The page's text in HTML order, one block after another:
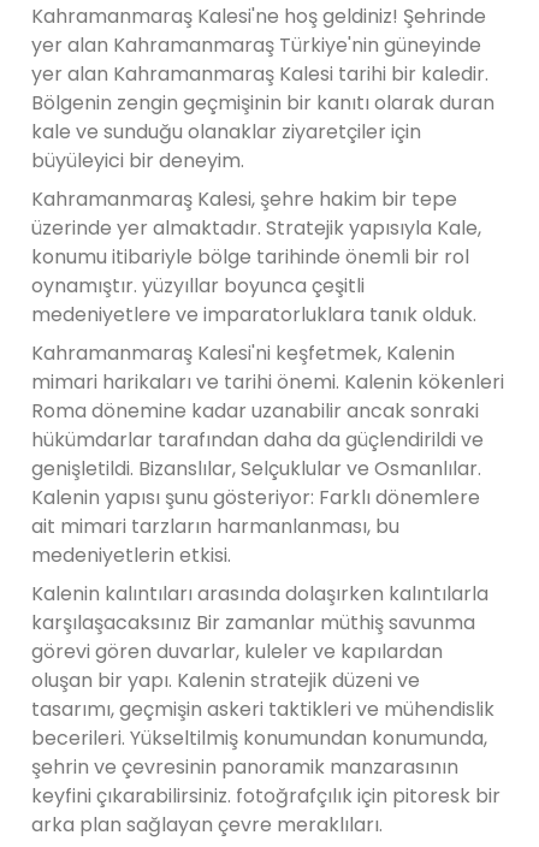
Kahramanmaraş Kalesi'ne hoş geldiniz! Şehrinde
yer alan Kahramanmaraş Türkiye'nin güneyinde
yer alan Kahramanmaraş Kalesi tarihi bir kaledir.
Bölgenin zengin geçmişinin bir kanıtı olarak duran
kale ve sunduğu olanaklar ziyaretçiler için
büyüleyici bir deneyim.
Kahramanmaraş Kalesi, şehre hakim bir tepe
üzerinde yer almaktadır. Stratejik yapısıyla Kale,
konumu itibariyle bölge tarihinde önemli bir rol
oynamıştır. yüzyıllar boyunca çeşitli
medeniyetlere ve imparatorluklara tanık olduk.
Kahramanmaraş Kalesi'ni keşfetmek, Kalenin
mimari harikaları ve tarihi önemi. Kalenin kökenleri
Roma dönemine kadar uzanabilir ancak sonraki
hükümdarlar tarafından daha da güçlendirildi ve
genişletildi. Bizanslılar, Selçuklular ve Osmanlılar.
Kalenin yapısı şunu gösteriyor: Farklı dönemlere
ait mimari tarzların harmanlanması, bu
medeniyetlerin etkisi.
Kalenin kalıntıları arasında dolaşırken kalıntılarla
karşılaşacaksınız Bir zamanlar müthiş savunma
görevi gören duvarlar, kuleler ve kapılardan
oluşan bir yapı. Kalenin stratejik düzeni ve
tasarımı, geçmişin askeri taktikleri ve mühendislik
becerileri. Yükseltilmiş konumundan konumunda,
şehrin ve çevresinin panoramik manzarasının
keyfini çıkarabilirsiniz. fotoğrafçılık için pitoresk bir
arka plan sağlayan çevre meraklıları.